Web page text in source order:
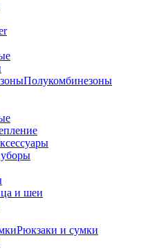
Полукомбинезоны
и шеи
Рюкзаки и сумки